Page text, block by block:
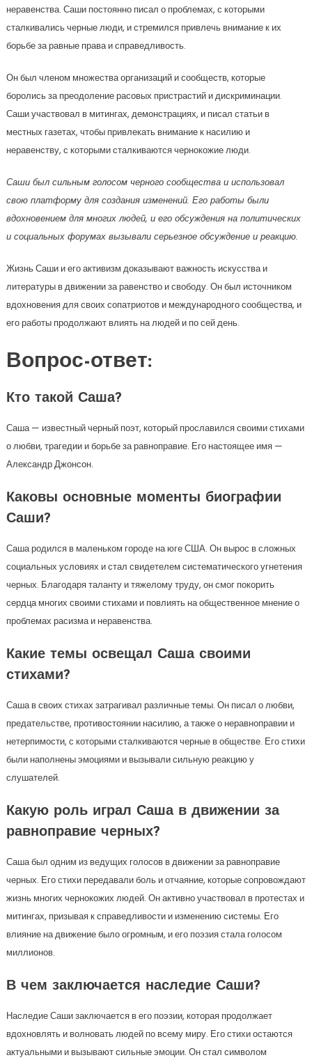
неравенства. Саши постоянно писал о проблемах, с которыми
сталкивались черные люди, и стремился привлечь внимание к их
борьбе за равные права и справедливость.
Он был членом множества организаций и сообществ, которые
боролись за преодоление расовых пристрастий и дискриминации.
Саши участвовал в митингах, демонстрациях, и писал статьи в
местных газетах, чтобы привлекать внимание к насилию и
неравенству, с которыми сталкиваются чернокожие люди.
Саши был сильным голосом черного сообщества и использовал
свою платформу для создания изменений. Его работы были
вдохновением для многих людей, и его обсуждения на политических
и социальных форумах вызывали серьезное обсуждение и реакцию.
Жизнь Саши и его активизм доказывают важность искусства и
литературы в движении за равенство и свободу. Он был источником
вдохновения для своих сопатриотов и международного сообщества, и
его работы продолжают влиять на людей и по сей день.
Вопрос-ответ:
Кто такой Саша?
Саша — известный черный поэт, который прославился своими стихами
о любви, трагедии и борьбе за равноправие. Его настоящее имя —
Александр Джонсон.
Каковы основные моменты биографии
Саши?
Саша родился в маленьком городе на юге США. Он вырос в сложных
социальных условиях и стал свидетелем систематического угнетения
черных. Благодаря таланту и тяжелому труду, он смог покорить
сердца многих своими стихами и повлиять на общественное мнение о
проблемах расизма и неравенства.
Какие темы освещал Саша своими
стихами?
Саша в своих стихах затрагивал различные темы. Он писал о любви,
предательстве, противостоянии насилию, а также о неравноправии и
нетерпимости, с которыми сталкиваются черные в обществе. Его стихи
были наполнены эмоциями и вызывали сильную реакцию у
слушателей.
Какую роль играл Саша в движении за
равноправие черных?
Саша был одним из ведущих голосов в движении за равноправие
черных. Его стихи передавали боль и отчаяние, которые сопровождают
жизнь многих чернокожих людей. Он активно участвовал в протестах и
митингах, призывая к справедливости и изменению системы. Его
влияние на движение было огромным, и его поэзия стала голосом
миллионов.
В чем заключается наследие Саши?
Наследие Саши заключается в его поэзии, которая продолжает
вдохновлять и волновать людей по всему миру. Его стихи остаются
актуальными и вызывают сильные эмоции. Он стал символом